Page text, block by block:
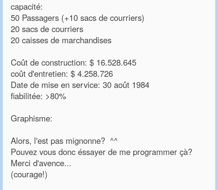
capacité:
50 Passagers (+10 sacs de courriers)
20 sacs de courriers
20 caisses de marchandises
Coût de construction: $ 16.528.645
coût d'entretien: $ 4.258.726
Date de mise en service: 30 août 1984
fiabilitée: >80%
Graphisme:
Alors, l'est pas mignonne? ^^
Pouvez vous donc éssayer de me programmer çà?
Merci d'avence...
(courage!)